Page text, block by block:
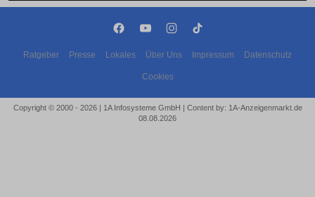
Ratgeber Presse Lokales Über Uns Impressum Datenschutz
Cookies
Copyright © 2000 - 2026 | 1A Infosysteme GmbH | Content by: 1A-Anzeigenmarkt.de
08.08.2026